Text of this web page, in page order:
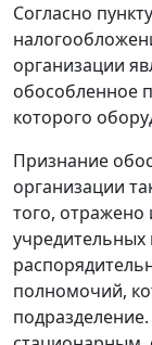
Согласно
организации
обособленное
которого
Признание
организации
того, отражено
полномочий,